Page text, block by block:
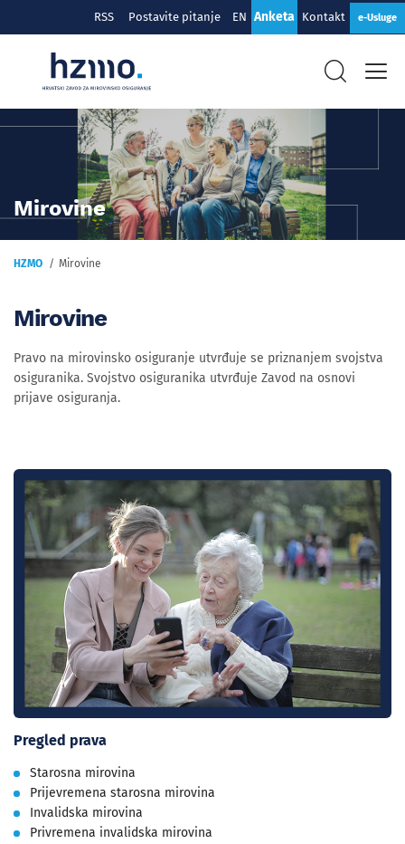
RSS Postavite pitanje EN Anketa Kontakt e-Usluge
Mirovine
HZMO Mirovine
Mirovine
Pravo na mirovinsko osiguranje utvrđuje se priznanjem svojstva
osiguranika. Svojstvo osiguranika utvrđuje Zavod na osnovi
prijave osiguranja.
Pregled prava
Starosna mirovina
Prijevremena starosna mirovina
Invalidska mirovina
Privremena invalidska mirovina